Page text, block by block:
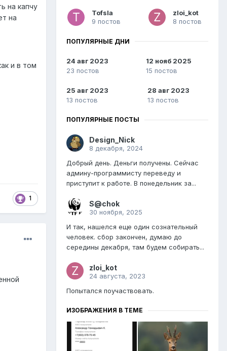
на капчу
на
и в том
1
Tofsla
9 постов
zloi_kot
8 постов
ПОПУЛЯРНЫЕ ДНИ
24 авг 2023
23 постов
12 нояб 2025
15 постов
25 авг 2023
13 постов
28 авг 2023
13 постов
ПОПУЛЯРНЫЕ ПОСТЫ
Design_Nick
8 декабря, 2024
Добрый день. Деньги получены. Сейчас
админу-программисту переведу и
приступит к работе. В понедельник за...
S@chok
30 ноября, 2025
И так, нашелся еще один сознательный
человек. сбор закончен, думаю до
середины декабря, там будем собирать...
zloi_kot
24 августа, 2023
Попытался поучаствовать.
ИЗОБРАЖЕНИЯ В ТЕМЕ